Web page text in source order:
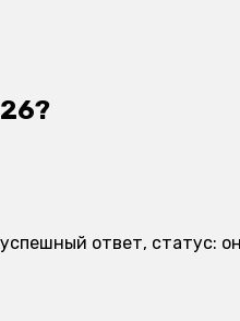
ответ, статус: